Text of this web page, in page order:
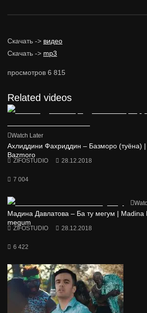
Скачать -> видео
Скачать -> mp3
просмотров 6 815
Related videos
Watch Later
Ахлиддини Фахриддин – Базморо (туёна)
Bazmoro
ZIFOSTUDIO 28.12.2018
7 004
Мадина Давлатова – Ба ту мегум | Madina
megum
ZIFOSTUDIO 28.12.2018
6 422